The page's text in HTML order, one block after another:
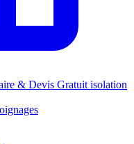
& Devis Gratuit isolation